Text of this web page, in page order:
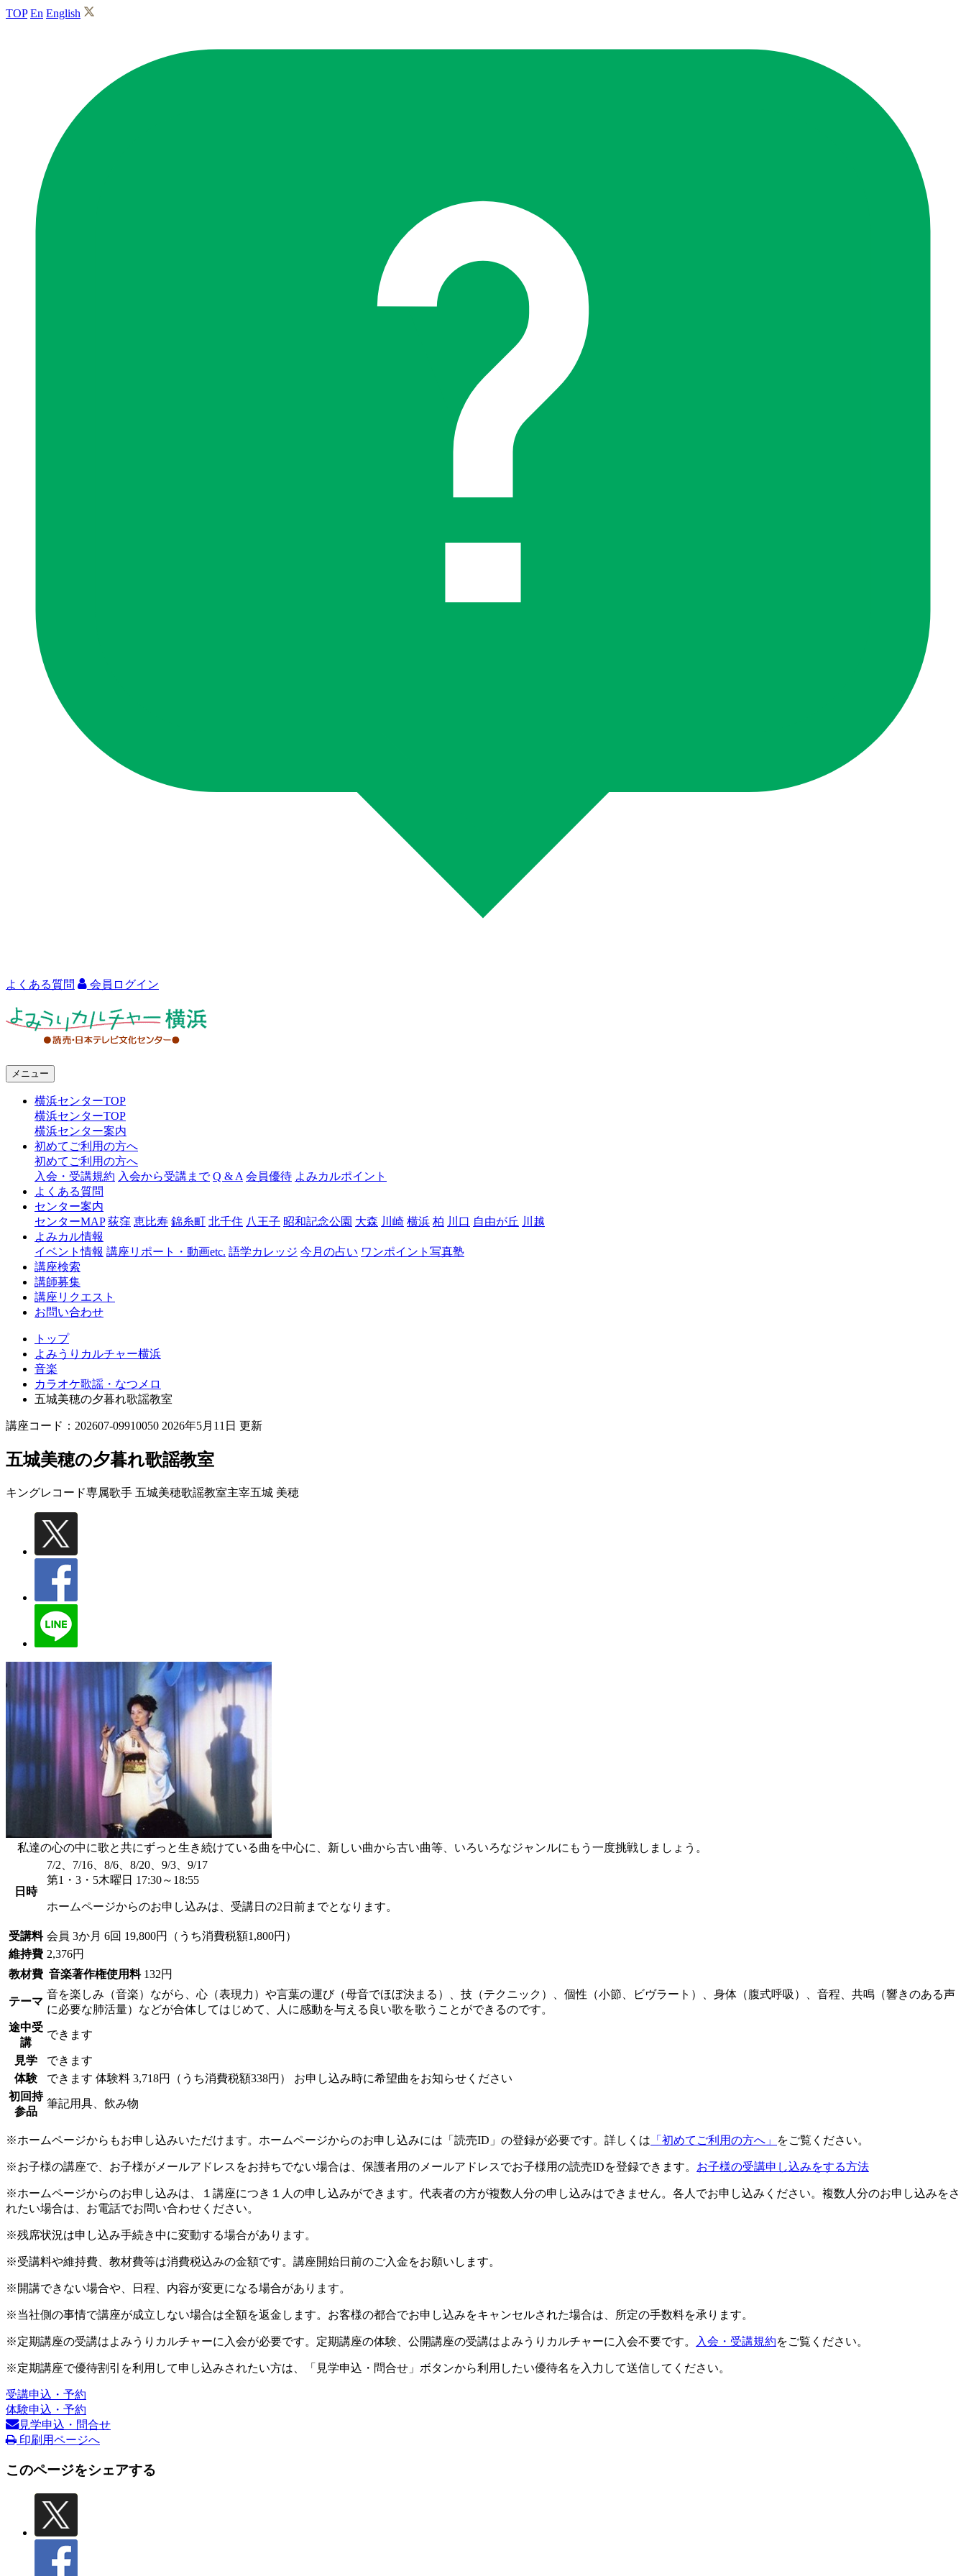
TOP En English
よくある質問 会員ログイン
ャ
横
浜
メニュー
横浜センターTOP
横浜センターTOP
横浜センター案内
初めてご利用の方へ
初めてご利用の方へ
入会・受講規約 入会から受講まで Q & A 会員優待 よみカルポイント
よくある質問
センター案内
センターMAP 荻窪 恵比寿 錦糸町 北千住 八王子 昭和記念公園 大森 川崎 横浜 柏 川口 自由が丘 川越
よみカル情報
イベント情報 講座リポート・動画etc. 語学カレッジ 今月の占い ワンポイント写真塾
講座検索
講師募集
講座リクエスト
お問い合わせ
トップ
よみうりカルチャー横浜
音楽
カラオケ歌謡・なつメロ
五城美穂の夕暮れ歌謡教室
講座コード：202607-09910050 2026年5月11日 更新
五城美穂の夕暮れ歌謡教室
キングレコード専属歌手 五城美穂歌謡教室主宰五城 美穂
私達の心の中に歌と共にずっと生き続けている曲を中心に、新しい曲から古い曲等、いろいろなジャンルにもう一度挑戦しましょう。
日時
7/2、7/16、8/6、8/20、9/3、9/17
第1・3・5木曜日 17:30～18:55
ホームページからのお申し込みは、受講日の2日前までとなります。
受講料 会員 3か月 6回 19,800円（うち消費税額1,800円）
維持費 2,376円
教材費 音楽著作権使用料 132円
テーマ
音を楽しみ（音楽）ながら、心（表現力）や言葉の運び（母音でほぼ決まる）、技（テクニック）、個性（小節、ビヴラート）、身体（腹式呼吸）、音程、共鳴（響きのある声
に必要な肺活量）などが合体してはじめて、人に感動を与える良い歌を歌うことができるのです。
途中受
講
できます
見学
できます
体験
できます 体験料 3,718円（うち消費税額338円） お申し込み時に希望曲をお知らせください
初回持
参品
筆記用具、飲み物
※ホームページからもお申し込みいただけます。ホームページからのお申し込みには「読売ID」の登録が必要です。詳しくは 「初めてご利用の方へ」 をご覧ください。
※お子様の講座で、お子様がメールアドレスをお持ちでない場合は、保護者用のメールアドレスでお子様用の読売IDを登録できます。 お子様の受講申し込みをする方法
※ホームページからのお申し込みは、１講座につき１人の申し込みができます。代表者の方が複数人分の申し込みはできません。各人でお申し込みください。複数人分のお申し込みをさ
れたい場合は、お電話でお問い合わせください。
※残席状況は申し込み手続き中に変動する場合があります。
※受講料や維持費、教材費等は消費税込みの金額です。講座開始日前のご入金をお願いします。
※開講できない場合や、日程、内容が変更になる場合があります。
※当社側の事情で講座が成立しない場合は全額を返金します。お客様の都合でお申し込みをキャンセルされた場合は、所定の手数料を承ります。
※定期講座の受講はよみうりカルチャーに入会が必要です。定期講座の体験、公開講座の受講はよみうりカルチャーに入会不要です。 入会・受講規約をご覧ください。
※定期講座で優待割引を利用して申し込みされたい方は、「見学申込・問合せ」ボタンから利用したい優待名を入力して送信してください。
受講申込・予約
体験申込・予約
見学申込・問合せ
印刷用ページへ
このページをシェアする